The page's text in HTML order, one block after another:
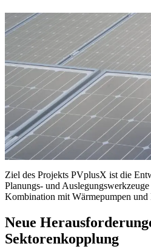
Ziel des Projekts PVplusX ist die
Planungs- und
Kombination mit Wärmepumpen und
Neue
Sektorenkopplung